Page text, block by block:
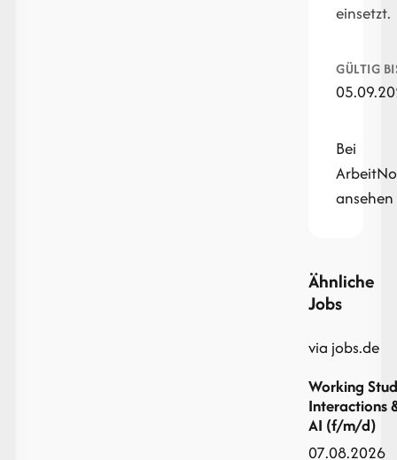
einsetzt.
GÜLTIG
Bei
ansehen
Ähnliche
Jobs
via jobs.de
Working
Interactions
AI (f/m/d)
07.08.2026